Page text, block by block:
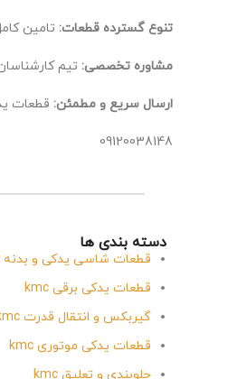
تنوع گسترده قطعات: تامین کامل قطعات یدکی
مشاوره تخصصی: تیم
ارسال سریع و مطمئن: قطعات
09120038148
دسته بندی ها
قطعات شاسی یدکی و بدنه kmc
قطعات یدکی برقی kmc
گیربکس و انتقال قدرت kmc
قطعات یدکی موتوری kmc
جلوبندی و تعلیق kmc